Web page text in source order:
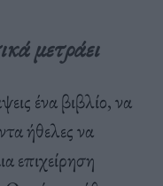
μετράει
ένα βιβλίο, να
ήθελες να
επιχείρηση